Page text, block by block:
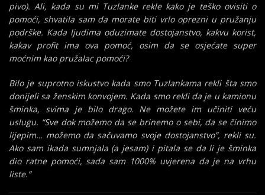
pivo). Ali, kada su mi Tuzlanke rekle kako je teško ovisiti o
pomoći, shvatila sam da morate biti vrlo oprezni u pružanju
podrške. Kada ljudima oduzimate dostojanstvo, kakvu korist,
kakav profit ima ova pomoć, osim da se osjećate super
moćnim kao pružalac pomoći?
Bilo je suprotno iskustvo kada smo Tuzlankama rekli šta smo
donijeli sa ženskim konvojem. Kada smo rekli da je u kamionu
šminka, svima je bilo drago. Ne možete im učiniti veću
uslugu. “Sve dok možemo da se brinemo o sebi, da se činimo
lijepim… možemo da sačuvamo svoje dostojanstvo”, rekli su.
Ako sam ikada sumnjala (a jesam) i pitala se da li je šminka
dio ratne pomoći, sada sam 1000% uvjerena da je na vrhu
liste.”